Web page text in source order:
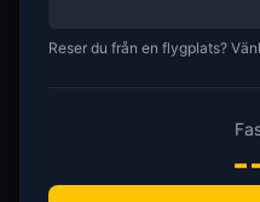
Reser du från en flygplats?